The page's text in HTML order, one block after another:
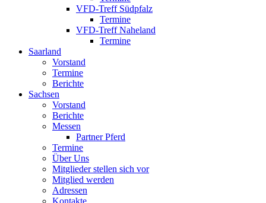
VFD-Treff Südpfalz
Termine
VFD-Treff Naheland
Termine
Saarland
Vorstand
Termine
Berichte
Sachsen
Vorstand
Berichte
Messen
Partner Pferd
Termine
Über Uns
Mitglieder stellen sich vor
Mitglied werden
Adressen
Kontakte